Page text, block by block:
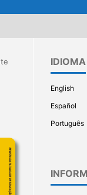
IDIOMA
English
Español
Português